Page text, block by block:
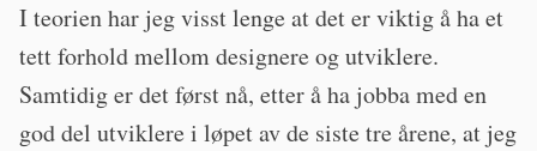
I teorien har jeg visst lenge at det er viktig å ha et
tett forhold mellom designere og utviklere.
Samtidig er det først nå, etter å ha jobba med en
god del utviklere i løpet av de siste tre årene, at jeg